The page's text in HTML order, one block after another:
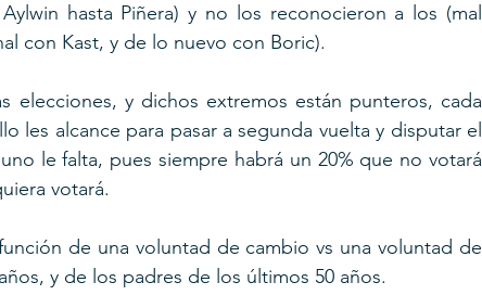
hasta Piñera) y no los reconocieron a los (mal
con Kast, y de lo nuevo con Boric).
elecciones, y dichos extremos están punteros, cada
les alcance para pasar a segunda vuelta y disputar el
le falta, pues siempre habrá un 20% que no votará
votará.
de una voluntad de cambio vs una voluntad de
y de los padres de los últimos 50 años.